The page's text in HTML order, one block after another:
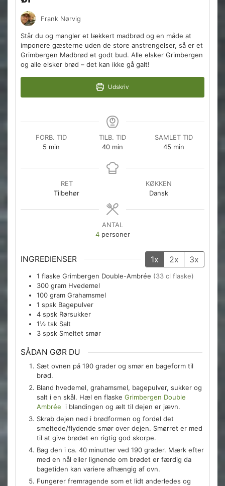
Frank Nørvig
Står du og mangler et lækkert madbrød og en måde at
imponere gæsterne uden de store anstrengelser, så er et
Grimbergen Madbrød et godt bud. Alle elsker Grimbergen
og alle elsker brød – det kan ikke gå galt!
Udskriv
FORB. TID
5 minutter
min
TILB. TID
40minutter
min
SAMLET TID
45 minutter
min
RET
Tilbehør
KØKKEN
Dansk
ANTAL
4 personer
INGREDIENSER 1x 2x 3x
1 flaske Grimbergen Double-Ambrée (33 cl flaske)
300 gram Hvedemel
100 gram Grahamsmel
1 spsk Bagepulver
4 spsk Rørsukker
1½ tsk Salt
3 spsk Smeltet smør
SÅDAN GØR DU
Sæt ovnen på 190 grader og smør en bageform til
brød.
Bland hvedemel, grahamsmel, bagepulver, sukker og
salt i en skål. Hæl en flaske Grimbergen Double
Ambrée i blandingen og ælt til dejen er jævn.
Skrab dejen ned i brødformen og fordel det
smeltede/flydende smør over dejen. Smørret er med
til at give brødet en rigtig god skorpe.
Bag den i ca. 40 minutter ved 190 grader. Mærk efter
med en nål eller lignende om brødet er færdig da
bagetiden kan variere afhængig af ovn.
Fungerer fremragende som et lidt anderledes og